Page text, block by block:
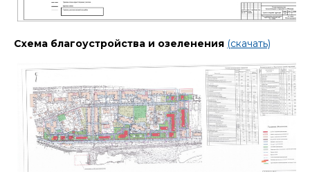
Схема благоустройства и озеленения (скачать)